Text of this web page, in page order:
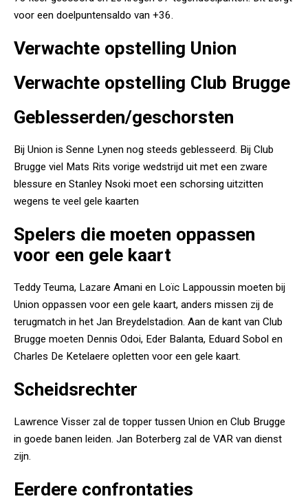
voor een doelpuntensaldo van +36.
Verwachte opstelling Union
Verwachte opstelling Club Brugge
Geblesserden/geschorsten
Bij Union is Senne Lynen nog steeds geblesseerd. Bij Club
Brugge viel Mats Rits vorige wedstrijd uit met een zware
blessure en Stanley Nsoki moet een schorsing uitzitten
wegens te veel gele kaarten
Spelers die moeten oppassen
voor een gele kaart
Teddy Teuma, Lazare Amani en Loïc Lappoussin moeten bij
Union oppassen voor een gele kaart, anders missen zij de
terugmatch in het Jan Breydelstadion. Aan de kant van Club
Brugge moeten Dennis Odoi, Eder Balanta, Eduard Sobol en
Charles De Ketelaere opletten voor een gele kaart.
Scheidsrechter
Lawrence Visser zal de topper tussen Union en Club Brugge
in goede banen leiden. Jan Boterberg zal de VAR van dienst
zijn.
Eerdere confrontaties